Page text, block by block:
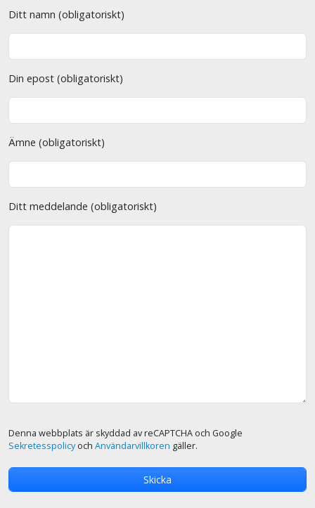
Ditt namn (obligatoriskt)
Din epost (obligatoriskt)
Ämne (obligatoriskt)
Ditt meddelande (obligatoriskt)
Denna webbplats är skyddad av reCAPTCHA och Google
Sekretesspolicyoch Användarvillkoren gäller.